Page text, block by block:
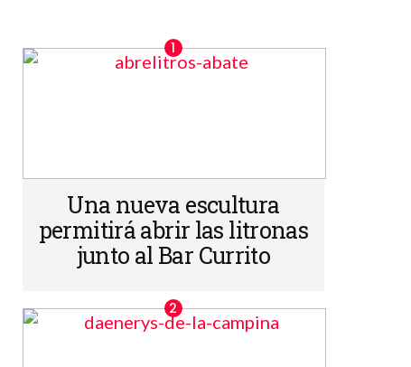
Una nueva escultura
permitirá abrir las litronas
junto al Bar Currito